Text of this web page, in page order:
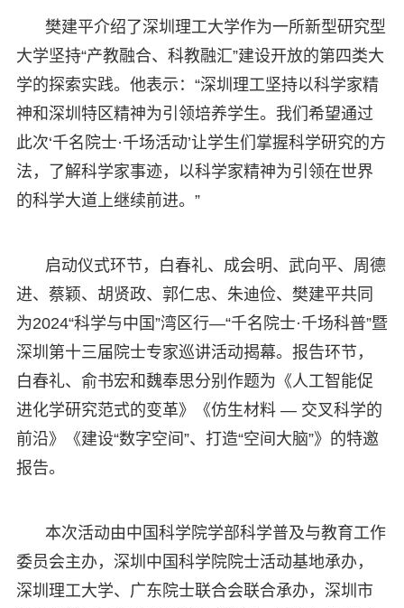
樊建平介绍了深圳理工大学作为一所新型研究型
大学坚持“产教融合、科教融汇”建设开放的第四类大
学的探索实践。他表示：“深圳理工坚持以科学家精
神和深圳特区精神为引领培养学生。我们希望通过
此次‘千名院士·千场活动’让学生们掌握科学研究的方
法，了解科学家事迹，以科学家精神为引领在世界
的科学大道上继续前进。”
启动仪式环节，白春礼、成会明、武向平、周德
进、蔡颖、胡贤政、郭仁忠、朱迪俭、樊建平共同
为2024“科学与中国”湾区行—“千名院士·千场科普”暨
深圳第十三届院士专家巡讲活动揭幕。报告环节，
白春礼、俞书宏和魏奉思分别作题为《人工智能促
进化学研究范式的变革》《仿生材料 — 交叉科学的
前沿》《建设“数字空间”、打造“空间大脑”》的特邀
报告。
本次活动由中国科学院学部科学普及与教育工作
委员会主办，深圳中国科学院院士活动基地承办，
深圳理工大学、广东院士联合会联合承办，深圳市